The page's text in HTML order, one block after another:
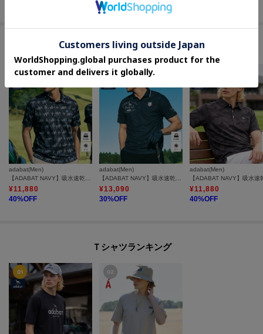
#快適な着心地の吸水速乾トップス
adabat(Men)
【ADABAT NAVY】吸水速乾/UVカット ロゴモノグラム半袖ポロシャツ
¥11,880
40%OFF
adabat(Men)
【ADABAT NAVY】吸水速乾/UVカット カノコグラフィックロゴ半袖ポロシャツ
¥13,090
30%OFF
adabat(Men)
¥11,880
40%OFF
Ｔシャツランキング